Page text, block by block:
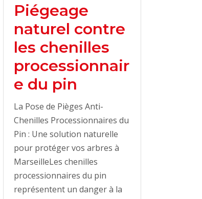
Piégeage
naturel contre
les chenilles
processionnair
e du pin
La Pose de Pièges Anti-
Chenilles Processionnaires du
Pin : Une solution naturelle
pour protéger vos arbres à
MarseilleLes chenilles
processionnaires du pin
représentent un danger à la